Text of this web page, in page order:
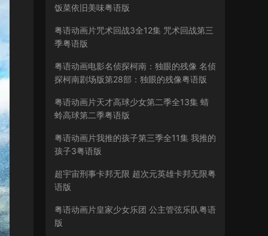
饭菜依旧美味粤语版
粤语动画片咒术回战3全12集 咒术回战第三
季粤语版
粤语动画电影名侦探柯南：独眼的残像 名侦
探柯南剧场版第28部：独眼的残像粤语版
粤语动画片天才高球少女第二季全13集 蜻
蛉高球第二季粤语版
粤语动画片我推的孩子第三季全11集 我推的
孩子3粤语版
超宇宙刑事卡邦无限 超次元英雄卡邦无限粤
语版
粤语动画片皇家少女乐团 公主管弦乐队粤语
版